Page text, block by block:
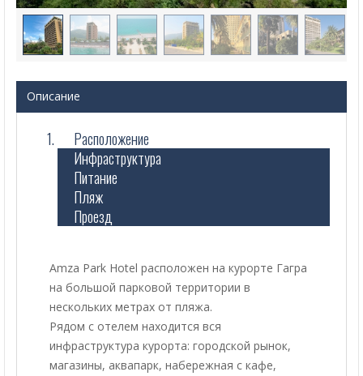
Описание
Расположение
Инфраструктура
Питание
Пляж
Проезд
Amza Park Hotel расположен на курорте Гагра
на большой парковой территории в
нескольких метрах от пляжа.
Рядом с отелем находится вся
инфраструктура курорта: городской рынок,
магазины, аквапарк, набережная с кафе,